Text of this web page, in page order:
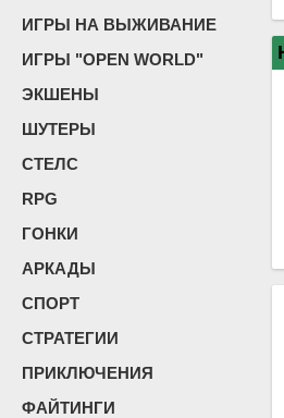
ИГРЫ НА ВЫЖИВАНИЕ
ИГРЫ "OPEN WORLD"
ЭКШЕНЫ
ШУТЕРЫ
СТЕЛС
RPG
ГОНКИ
АРКАДЫ
СПОРТ
СТРАТЕГИИ
ПРИКЛЮЧЕНИЯ
ФАЙТИНГИ